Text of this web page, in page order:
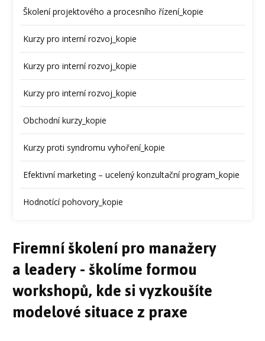
Školení projektového a procesního řízení_kopie
Kurzy pro interní rozvoj_kopie
Kurzy pro interní rozvoj_kopie
Kurzy pro interní rozvoj_kopie
Obchodní kurzy_kopie
Kurzy proti syndromu vyhoření_kopie
Efektivní marketing – ucelený konzultační program_kopie
Hodnotící pohovory_kopie
Firemní školení pro manažery
a leadery - školíme formou
workshopů, kde si vyzkoušíte
modelové situace z praxe